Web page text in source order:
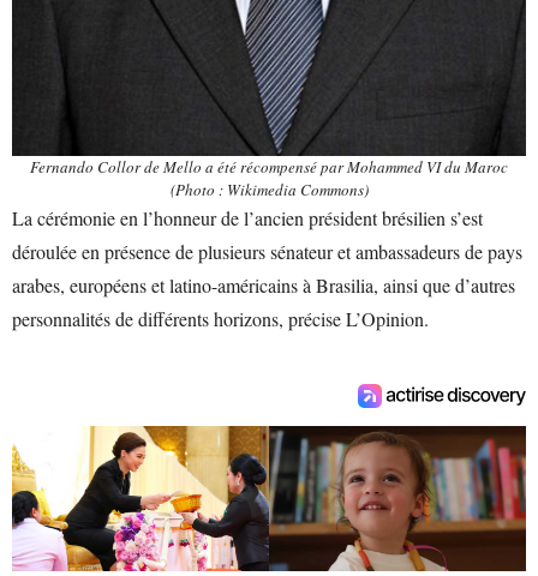
Fernando Collor de Mello a été récompensé par Mohammed VI du Maroc
(Photo : Wikimedia Commons)
La cérémonie en l’honneur de l’ancien président brésilien s’est
déroulée en présence de plusieurs sénateur et ambassadeurs de pays
arabes, européens et latino-américains à Brasilia, ainsi que d’autres
personnalités de différents horizons, précise L’Opinion.